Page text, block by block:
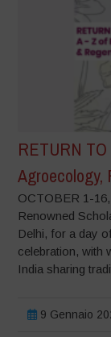
RETURN
OCTOBER 1-
Renowned
Delhi, for a day
celebration, with
India sharing
9 Gennaio